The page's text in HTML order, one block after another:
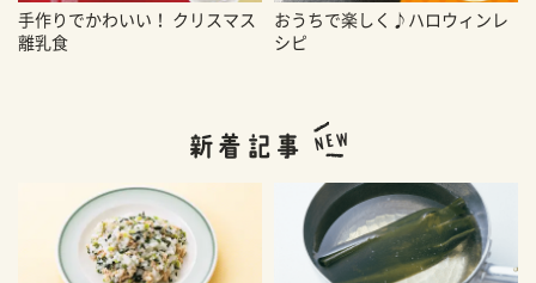
手作りでかわいい！ クリスマス
離乳食
おうちで楽しく♪ハロウィンレ
シピ